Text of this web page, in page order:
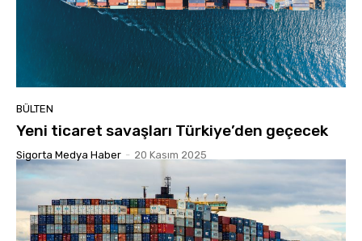
BÜLTEN
Yeni ticaret savaşları Türkiye’den geçecek
Sigorta Medya Haber - 20 Kasım 2025